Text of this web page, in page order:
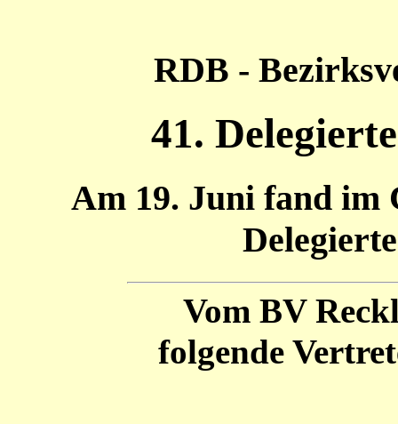
RDB -
41.
Am 19. Juni fand im
Vom BV
folgende